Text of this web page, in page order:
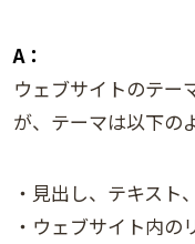
A：
ウェブサイトのテー
が、テーマは以下の
・見出し、テキスト
・ウェブサイト内の